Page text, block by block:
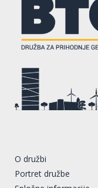
O družbi
Portret družbe